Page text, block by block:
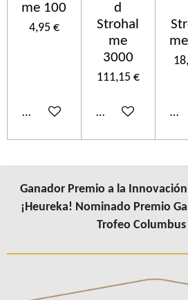
me 100
4,95 €
Añadir al carrito
d
Strohal
me
3000
111,15 €
Añadir al carrito
Ganador Premio a la
¡Heureka! Nominado Premio
Trofeo Columbus